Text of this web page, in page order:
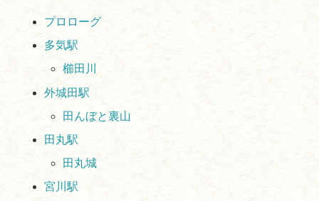
プロローグ
多気駅
櫛田川
外城田駅
田んぼと裏山
田丸駅
田丸城
宮川駅